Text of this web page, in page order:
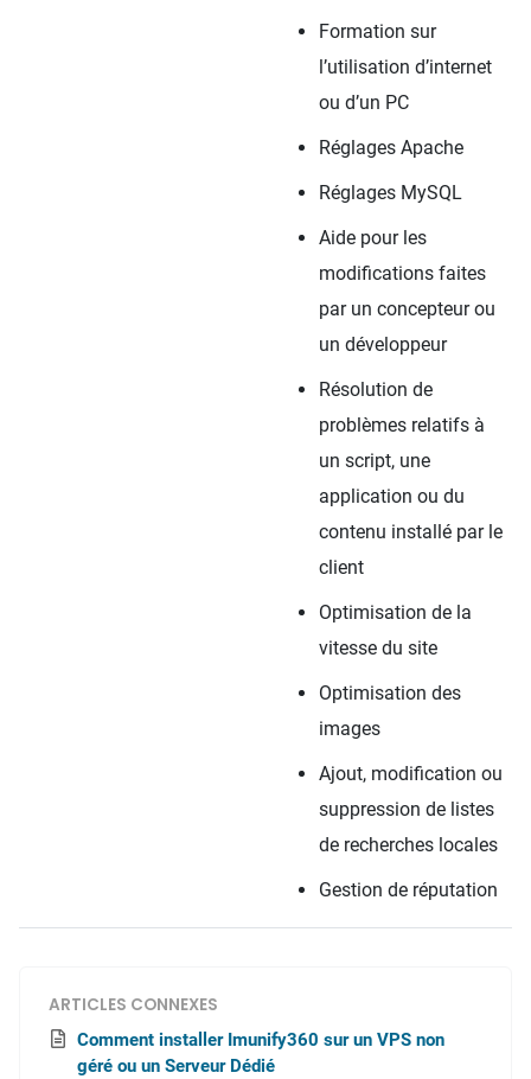
Formation sur
l’utilisation d’internet
ou d’un PC
Réglages Apache
Réglages MySQL
Aide pour les
modifications faites
par un concepteur ou
un développeur
Résolution de
problèmes relatifs à
un script, une
application ou du
contenu installé par le
client
Optimisation de la
vitesse du site
Optimisation des
images
Ajout, modification ou
suppression de listes
de recherches locales
Gestion de réputation
ARTICLES CONNEXES
Comment installer Imunify360 sur un VPS non
géré ou un Serveur Dédié